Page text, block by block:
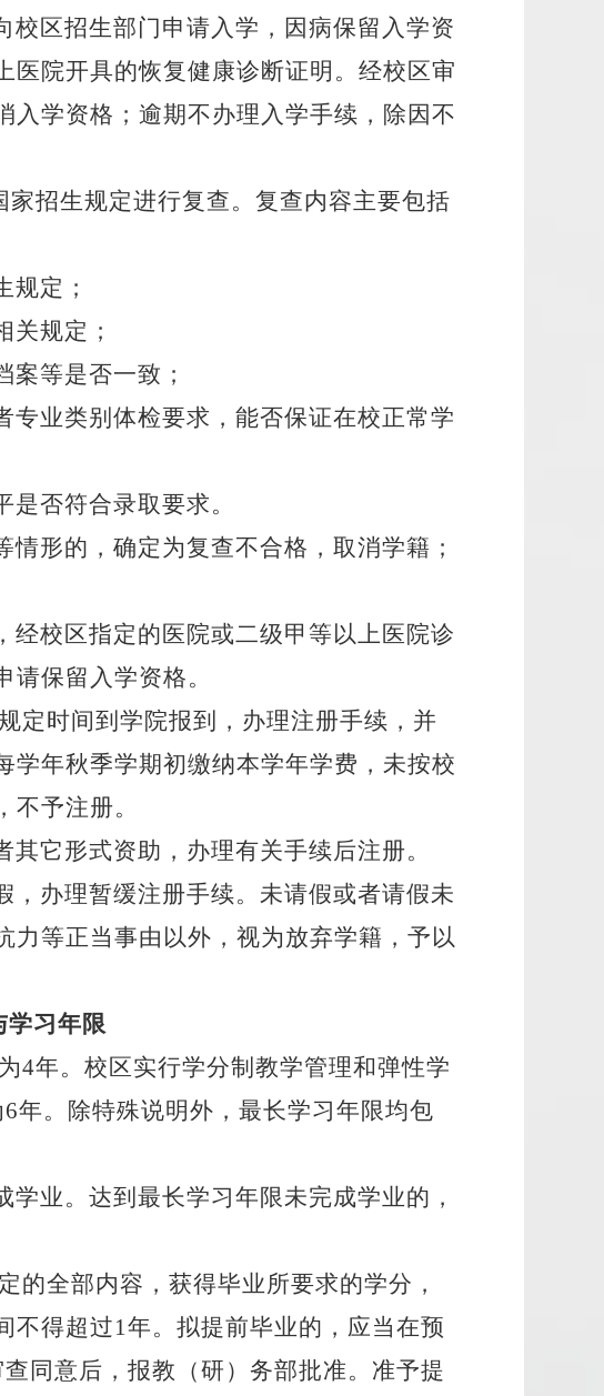
区招生部门申请入学，因病保留入学资
医院开具的恢复健康诊断证明。经校区审
入学资格；逾期不办理入学手续，除因不
家招生规定进行复查。复查内容主要包括
规定；
关规定；
案等是否一致；
专业类别体检要求，能否保证在校正常学
是否符合录取要求。
形的，确定为复查不合格，取消学籍；
校区指定的医院或二级甲等以上医院诊
保留入学资格。
定时间到学院报到，办理注册手续，并
学年秋季学期初缴纳本学年学费，未按校
予注册。
它形式资助，办理有关手续后注册。
，办理暂缓注册手续。未请假或者请假未
力等正当事由以外，视为放弃学籍，予以
学习年限
4年。校区实行学分制教学管理和弹性学
年。除特殊说明外，最长学习年限均包
业。达到最长学习年限未完成学业的，
的全部内容，获得毕业所要求的学分，
不得超过1年。拟提前毕业的，应当在预
同意后，报教（研）务部批准。准予提